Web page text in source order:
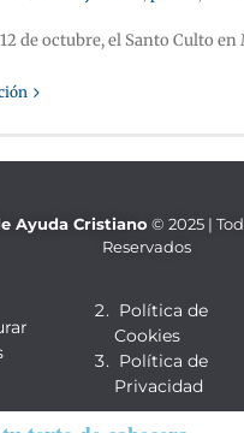
de octubre, el Santo Culto en
Ayuda Cristiano © 2025 |
Reservados
Política de
Cookies
Política de
Privacidad